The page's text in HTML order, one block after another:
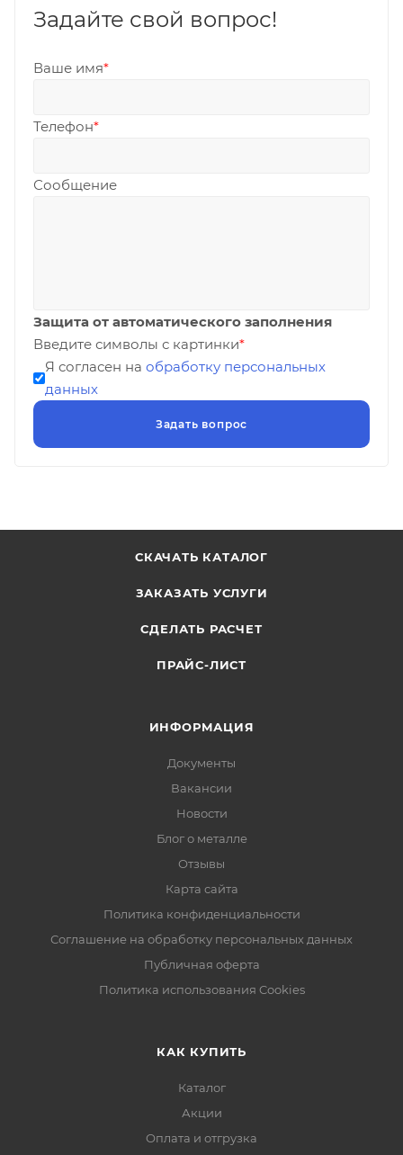
Задайте свой вопрос!
Ваше имя*
Телефон*
Сообщение
Защита от автоматического заполнения
Введите символы с картинки*
Я согласен на обработку персональных
данных
СКАЧАТЬ КАТАЛОГ
ЗАКАЗАТЬ УСЛУГИ
СДЕЛАТЬ РАСЧЕТ
ПРАЙС-ЛИСТ
ИНФОРМАЦИЯ
Документы
Вакансии
Новости
Блог о металле
Отзывы
Карта сайта
Политика конфиденциальности
Соглашение на обработку персональных данных
Публичная оферта
Политика использования Cookies
КАК КУПИТЬ
Каталог
Акции
Оплата и отгрузка